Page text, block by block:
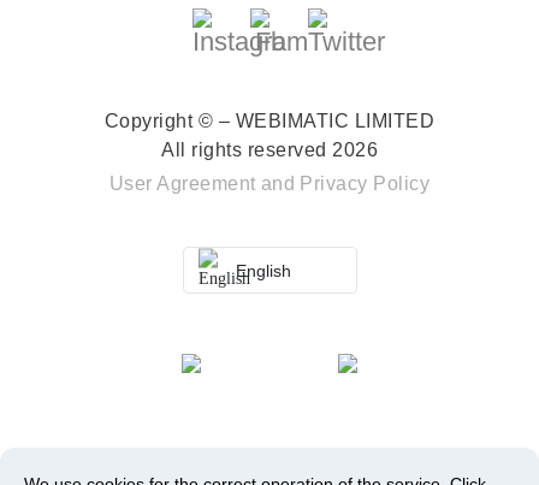
Copyright © – WEBIMATIC LIMITED
All rights reserved 2026
User Agreement and Privacy Policy
English